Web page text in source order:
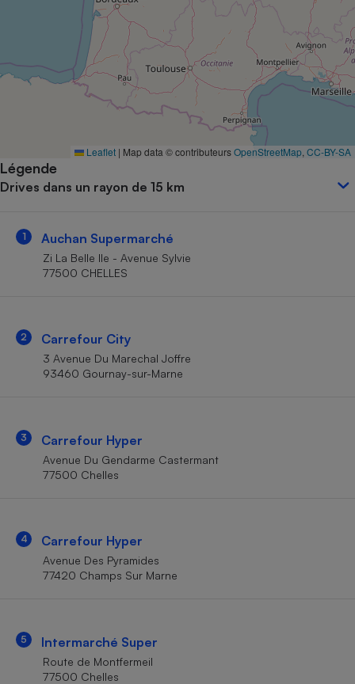
Leaflet | Map data © contributeursOpenStreetMap CC-BY-SA
Légende
Drives dans un rayon de 15 km
1 Auchan Supermarché
Zi La Belle Ile - Avenue Sylvie
77500 CHELLES
2 Carrefour City
3 Avenue Du Marechal Joffre
93460 Gournay-sur-Marne
3 Carrefour Hyper
Avenue Du Gendarme Castermant
77500 Chelles
4 Carrefour Hyper
Avenue Des Pyramides
77420 Champs Sur Marne
5 Intermarché Super
Route de Montfermeil
77500 Chelles
Complément
alimentaire
Assurance emprunteur
Banque
Petit électroménager -
Matelas
Mutuelle